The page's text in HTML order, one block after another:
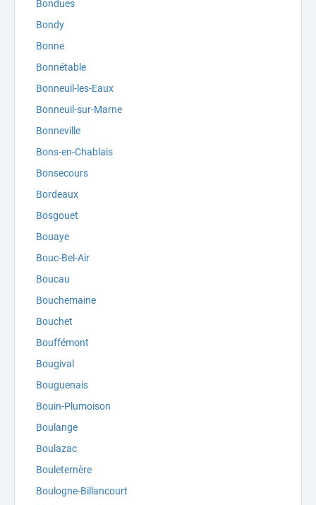
Bondues
Bondy
Bonne
Bonnétable
Bonneuil-les-Eaux
Bonneuil-sur-Marne
Bonneville
Bons-en-Chablais
Bonsecours
Bordeaux
Bosgouet
Bouaye
Bouc-Bel-Air
Boucau
Bouchemaine
Bouchet
Bouffémont
Bougival
Bouguenais
Bouin-Plumoison
Boulange
Boulazac
Bouleternère
Boulogne-Billancourt